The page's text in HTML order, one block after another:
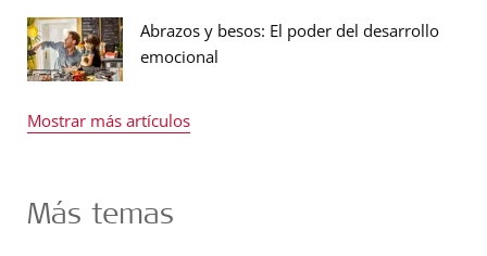
Abrazos y besos: El poder del desarrollo
emocional
Mostrar más artículos
Más temas